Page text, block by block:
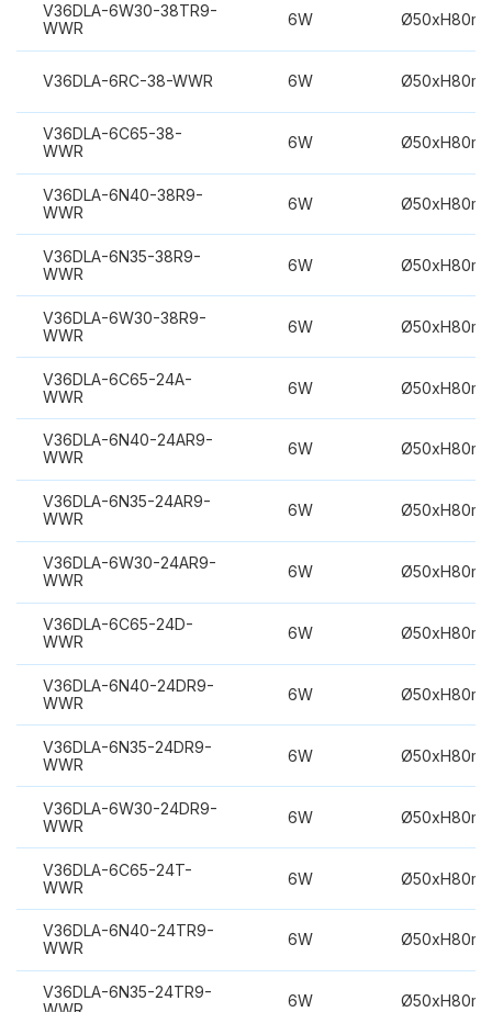
V36DLA-6W30-38TR9-
WWR
6W
V36DLA-6RC-38-WWR 6W
V36DLA-6C65-38-
WWR
6W
V36DLA-6N40-38R9-
WWR
6W
V36DLA-6N35-38R9-
WWR
6W
V36DLA-6W30-38R9-
WWR
6W
V36DLA-6C65-24A-
WWR
6W
V36DLA-6N40-24AR9-
WWR
6W
V36DLA-6N35-24AR9-
WWR
6W
V36DLA-6W30-24AR9-
WWR
6W
V36DLA-6C65-24D-
WWR
6W
V36DLA-6N40-24DR9-
WWR
6W
V36DLA-6N35-24DR9-
WWR
6W
V36DLA-6W30-24DR9-
WWR
6W
V36DLA-6C65-24T-
WWR
6W
V36DLA-6N40-24TR9-
WWR
6W
V36DLA-6N35-24TR9-
6W